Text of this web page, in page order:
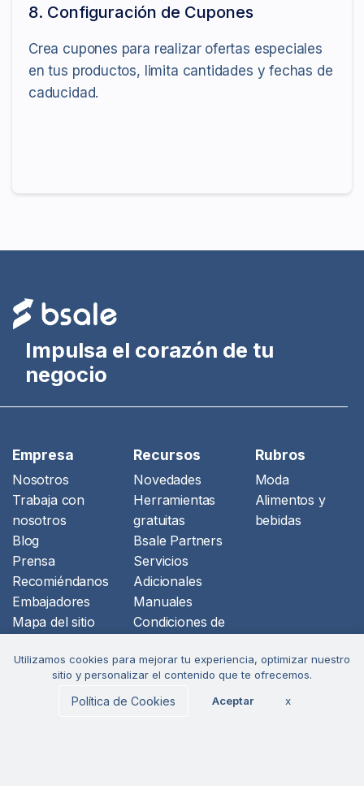
8. Configuración de Cupones
Crea cupones para realizar ofertas especiales
en tus productos, limita cantidades y fechas de
caducidad.
Impulsa el corazón de tu
negocio
Empresa
Nosotros
Trabaja con
nosotros
Blog
Prensa
Recomiéndanos
Embajadores
Mapa del sitio
Política de
Ciberseguridad
Recursos
Novedades
Herramientas
gratuitas
Bsale Partners
Servicios
Adicionales
Manuales
Condiciones de
Política de
privacidad
Libro de
Rubros
Moda
Alimentos y
bebidas
Utilizamos cookies para mejorar tu experiencia, optimizar nuestro
sitio y personalizar el contenido que te ofrecemos.
Política de Cookies Aceptar x